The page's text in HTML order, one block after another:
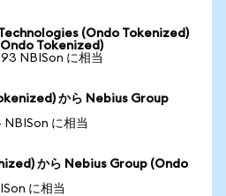
(Ondo Tokenized)
Tokenized)
NBISon に相当
から Nebius Group
に相当
から Nebius Group (Ondo
に相当